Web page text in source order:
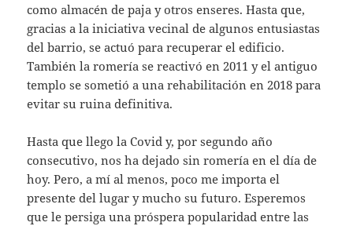
como almacén de paja y otros enseres. Hasta que,
gracias a la iniciativa vecinal de algunos entusiastas
del barrio, se actuó para recuperar el edificio.
También la romería se reactivó en 2011 y el antiguo
templo se sometió a una rehabilitación en 2018 para
evitar su ruina definitiva.
Hasta que llego la Covid y, por segundo año
consecutivo, nos ha dejado sin romería en el día de
hoy. Pero, a mí al menos, poco me importa el
presente del lugar y mucho su futuro. Esperemos
que le persiga una próspera popularidad entre las